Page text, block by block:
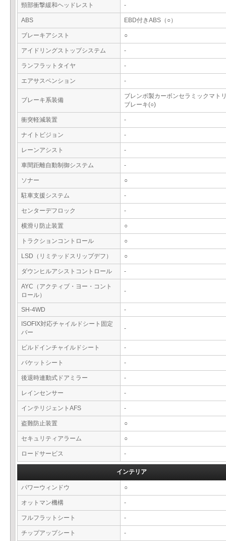
頸部衝撃緩和ヘッドレスト -
ABS EBD付きABS（○）
ブレーキアシスト ○
アイドリングストップシステム -
ランフラットタイヤ -
エアサスペンション -
ブレーキ系装備
ブレンボ製カーボンセラミックマト
ブレーキ(○)
衝突軽減装置 -
ナイトビジョン -
レーンアシスト -
車間距離自動制御システム -
ソナー ○
駐車支援システム -
センターデフロック -
横滑り防止装置 ○
トラクションコントロール ○
LSD（リミテッドスリップデフ） ○
ダウンヒルアシストコントロール -
AYC（アクティブ・ヨー・コント
ロール）
-
SH-4WD
-
ISOFIX対応チャイルドシート固定
バー
-
ビルドインチャイルドシート -
バケットシート -
後退時連動式ドアミラー -
レインセンサー -
インテリジェントAFS -
盗難防止装置 ○
セキュリティアラーム ○
ロードサービス -
インテリア
パワーウィンドウ ○
オットマン機構 -
フルフラットシート -
チップアップシート -